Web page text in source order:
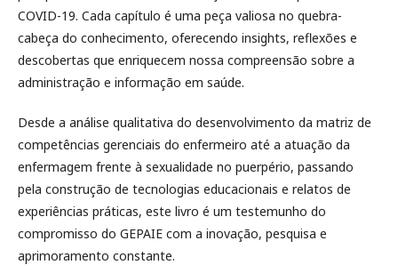
COVID-19. Cada capítulo é uma peça valiosa no quebra-
cabeça do conhecimento, oferecendo insights, reflexões e
descobertas que enriquecem nossa compreensão sobre a
administração e informação em saúde.
Desde a análise qualitativa do desenvolvimento da matriz de
competências gerenciais do enfermeiro até a atuação da
enfermagem frente à sexualidade no puerpério, passando
pela construção de tecnologias educacionais e relatos de
experiências práticas, este livro é um testemunho do
compromisso do GEPAIE com a inovação, pesquisa e
aprimoramento constante.